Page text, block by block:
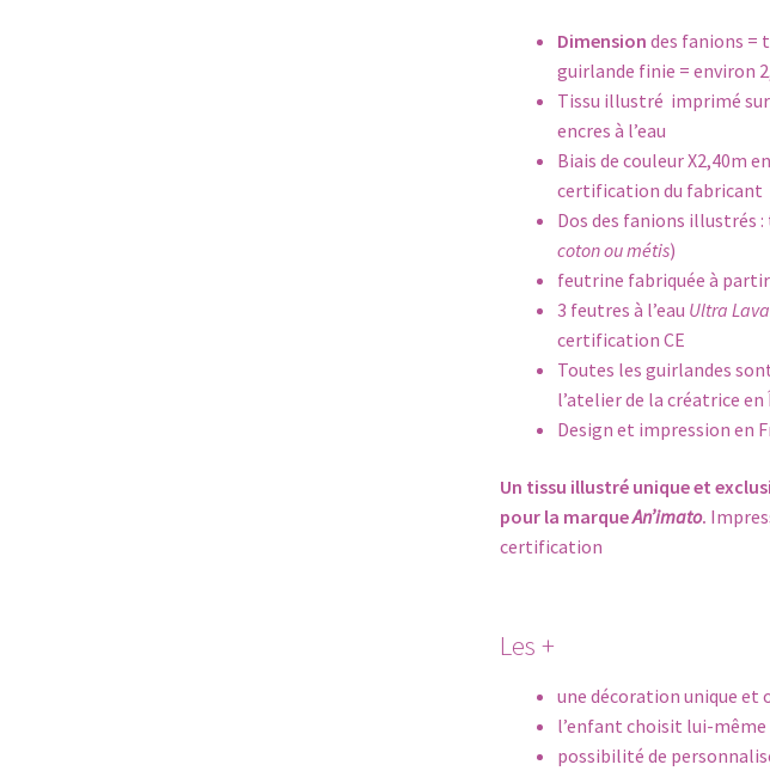
Dimension des fanions =
guirlande finie = environ
Tissu illustré imprimé
encres à l’eau
Biais de couleur X2,40m
certification du fabricant
Dos des fanions illustrés :
coton ou métis)
feutrine fabriquée à
3 feutres à l’eau Ultra
certification CE
Toutes les guirlandes
l’atelier de la créatrice en
Design et impression en
Un tissu illustré unique et
pour la marqueAn’imato.
certification
Les +
une décoration unique et
l’enfant choisit lui-même
possibilité de